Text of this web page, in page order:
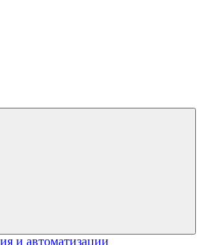
и автоматизации